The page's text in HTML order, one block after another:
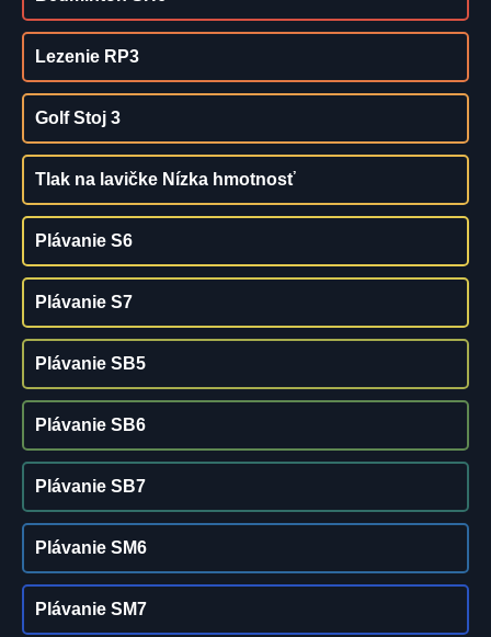
Lezenie RP3
Golf Stoj 3
Tlak na lavičke Nízka hmotnosť
Plávanie S6
Plávanie S7
Plávanie SB5
Plávanie SB6
Plávanie SB7
Plávanie SM6
Plávanie SM7